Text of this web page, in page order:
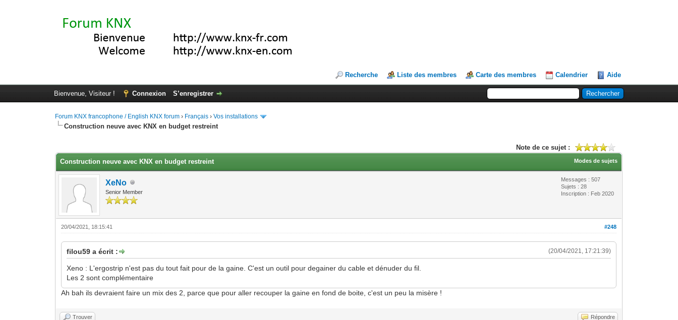
Recherche Liste des membres Carte des membres Calendrier Aide
Bienvenue, Visiteur ! Connexion S’enregistrer
Forum KNX francophone / English KNX forum › Français ›Vos installations
Construction neuve avec KNX en budget restreint
Note de ce sujet :
Modes de sujets
Construction neuve avec KNX en budget restreint
XeNo
Senior Member
Messages : 507
Sujets : 28
Inscription : Feb 2020
#248
20/04/2021, 18:15:41
(20/04/2021, 17:21:39)
filou59 a écrit :
Xeno : L'ergostrip n'est pas du tout fait pour de la gaine. C'est un outil pour degainer du cable et dénuder du fil.
Les 2 sont complémentaire
Ah bah ils devraient faire un mix des 2, parce que pour aller recouper la gaine en fond de boite, c'est un peu la misère !
Trouver Répondre